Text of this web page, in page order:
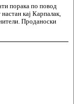
порака по повод
кај Карпалак,
Проданоски